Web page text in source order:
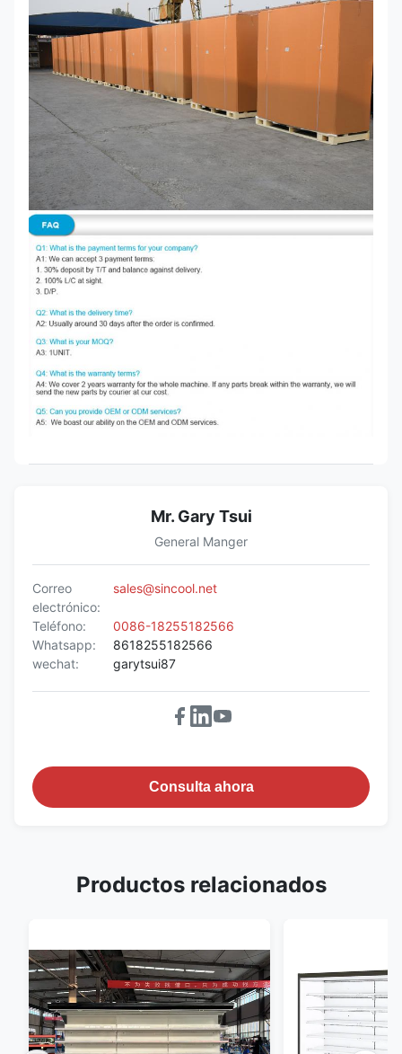
Mr. Gary Tsui
General Manger
Correo
electrónico:
sales@sincool.net
Teléfono:
0086-18255182566
Whatsapp:
8618255182566
wechat:
garytsui87
Consulta ahora
Productos relacionados